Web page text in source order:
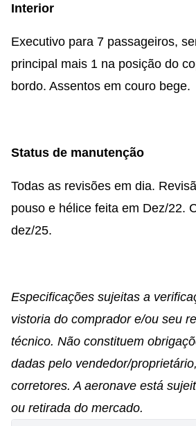
Interior
Executivo para 7 passageiros,
principal mais 1 na posição do
bordo. Assentos em couro bege.
Status de manutenção
Todas as revisões em dia.
pouso e hélice feita em Dez/22.
dez/25.
Especificações sujeitas a
vistoria do comprador e/ou seu
técnico. Não constituem
dadas pelo vendedor/
corretores. A aeronave está
ou retirada do mercado.